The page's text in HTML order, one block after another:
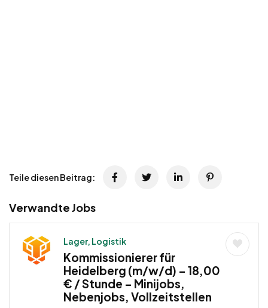
Teile diesen Beitrag:
Verwandte Jobs
Lager, Logistik
Kommissionierer für
Heidelberg (m/w/d) – 18,00
€ / Stunde – Minijobs,
Nebenjobs, Vollzeitstellen